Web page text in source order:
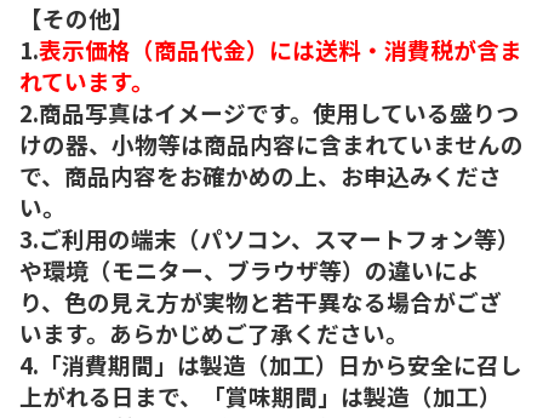
【その他】
1.表示価格（商品代金）には送料・消費税が含ま
れています。
2.商品写真はイメージです。使用している盛りつ
けの器、小物等は商品内容に含まれていませんの
で、商品内容をお確かめの上、お申込みくださ
い。
3.ご利用の端末（パソコン、スマートフォン等）
や環境（モニター、ブラウザ等）の違いによ
り、色の見え方が実物と若干異なる場合がござ
います。あらかじめご了承ください。
4.「消費期間」は製造（加工）日から安全に召し
上がれる日まで、「賞味期間」は製造（加工）